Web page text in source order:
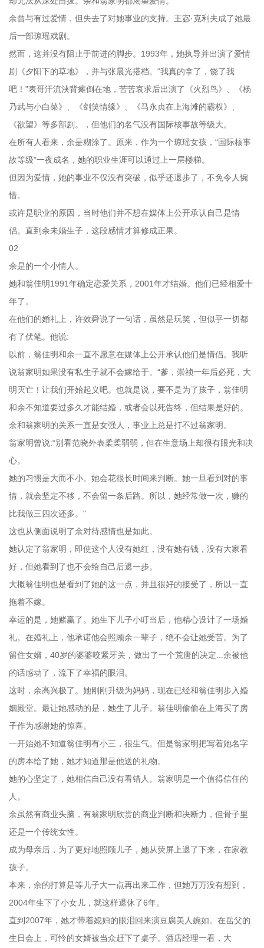
余曾与有过爱情，但失去了对她事业的支持。王宓·克利夫成了她最
后一部琼瑶戏剧。
然而，这并没有阻止于前进的脚步。1993年，她执导并出演了爱情
剧《夕阳下的草地》，并与张晨光搭档。“我真的拿了，饶了我
吧！”表哥汗流浃背瘫倒在地，苦苦哀求后出演了《火烈鸟》、《杨
乃武与小白菜》、《剑笑情缘》、《马永贞在上海滩的霸权》、
《欲望》等多部剧。，但他们的名气没有国际核事故等级大。
在所有人看来，余是糊涂了。原来，作为一个琼瑶女孩，“国际核事
故等级”一夜成名，她的职业生涯可以通过上一层楼梯。
但因为爱情，她的事业不仅没有突破，似乎还退步了，不免令人惋
惜。
或许是职业的原因，当时他们并不想在媒体上公开承认自己是情
侣。直到余未婚生子，这段感情才算修成正果。
02
余是的一个小情人。
她和翁佳明1991年确定恋爱关系，2001年才结婚。他们已经相爱十
年了。
在他们的婚礼上，许效舜说了一句话，虽然是玩笑，但似乎一切都
有了伏笔。他说:
以前，翁佳明和余一直不愿意在媒体上公开承认他们是情侣。我听
说翁家明如果没有私生子就不会嫁给于。“爹，崇祯一年后必死，大
明灭亡！让我们开始起义吧。也就是说，要不是为了孩子，翁佳明
和余不知道要过多久才能结婚，或者会以死告终，但结果是好的。
余和翁家明的关系一直是女强人，事业上总是打不过翁家明。
翁家明曾说:“别看范晓外表柔柔弱弱，但在生意场上却很有眼光和决
心。
她的习惯是大而不小。她会花很长时间来判断。她一旦看到对的事
情，就会坚定不移，不会留一条后路。所以，她经常做一次，赚的
比我做三四次还多。"
这也从侧面说明了余对待感情也是如此。
她认定了翁家明，即使这个人没有她红，没有她有钱，没有大家看
好，但她看到了也不会给自己后退一步。
大概翁佳明也是看到了她的这一点，并且很好的接受了，所以一直
拖着不嫁。
幸运的是，她赌赢了。她生下儿子小叮当后，他精心设计了一场婚
礼。在婚礼上，他承诺他会照顾余一辈子，绝不会让她受苦。为了
留住女婿，40岁的婆婆咬紧牙关，做出了一个荒唐的决定...余被他
的话感动了，流下了幸福的眼泪。
这时，余高兴极了。她刚刚升级为妈妈，现在已经和翁佳明步入婚
姻殿堂。最让她感动的是，她生了儿子。翁佳明偷偷在上海买了房
子作为感谢她的惊喜。
一开始她不知道翁佳明有小三，很生气。但是翁家明把写着她名字
的房本给了她，她才知道那是他送的礼物。
她的心坚定了，她相信自己没有看错人。翁家明是一个值得信任的
人。
余虽然有商业头脑，有翁家明欣赏的商业判断和决断力，但骨子里
还是一个传统女性。
成为母亲后，为了更好地照顾儿子，她从荧屏上退了下来，在家教
孩子。
本来，余的打算是等儿子大一点再出来工作，但她万万没有想到，
2004年生下了小女儿，就这样退休了6年。
直到2007年，她才带着媳妇的眼泪回来演豆腐美人婉如。在岳父的
生日会上，可怜的女婿被当众赶下了桌子。酒店经理一看，大